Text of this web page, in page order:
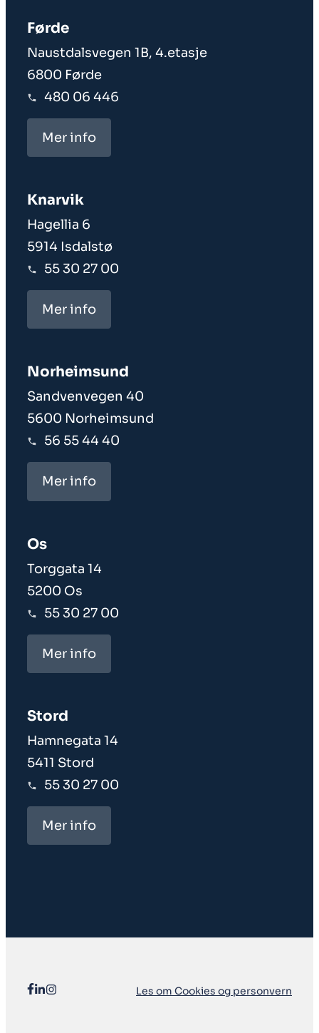
Førde
Naustdalsvegen 1B, 4.etasje
6800 Førde
480 06 446
Mer info
Knarvik
Hagellia 6
5914 Isdalstø
55 30 27 00
Mer info
Norheim­sund
Sandvenvegen 40
5600 Norheimsund
56 55 44 40
Mer info
Os
Torggata 14
5200 Os
55 30 27 00
Mer info
Stord
Hamnegata 14
5411 Stord
55 30 27 00
Mer info
Les om Cookies og personvern